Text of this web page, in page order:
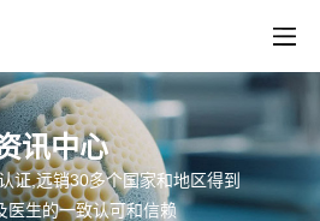
讯中心
证,远销30多个国家和地区得到
医生的一致认可和信赖